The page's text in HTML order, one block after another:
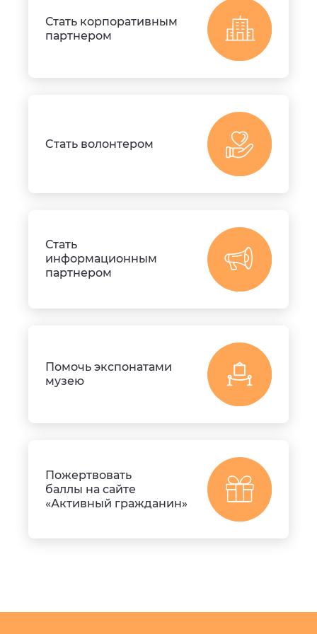
Стать корпоративным
партнером
Cтать волонтером
Стать
информационным
партнером
Помочь экспонатами
музею
Пожертвовать
баллы на сайте
«Активный гражданин»